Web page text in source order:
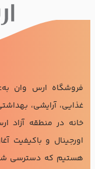
فروشگاه ارس وان
غذایی، آرایشی،
خانه در منطقه آزاد
اورجینال و باکیفیت
هستیم که دسترسی شما